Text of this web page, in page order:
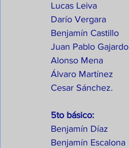
Lucas Leiva
Darío Vergara
Benjamín Castillo
Juan Pablo Gajardo
Alonso Mena
Álvaro Martínez
Cesar Sánchez.
5to básico:
Benjamín Díaz
Benjamín Escalona